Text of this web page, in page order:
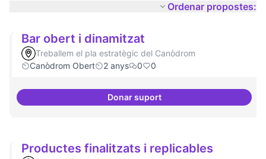
Ordenar propostes:
Bar obert i dinamitzat
Treballem el pla estratègic del Canòdrom
Canòdrom Obert
2 anys 0 0
Donar suportBar obert i dinamitzat
Productes finalitzats i replicables